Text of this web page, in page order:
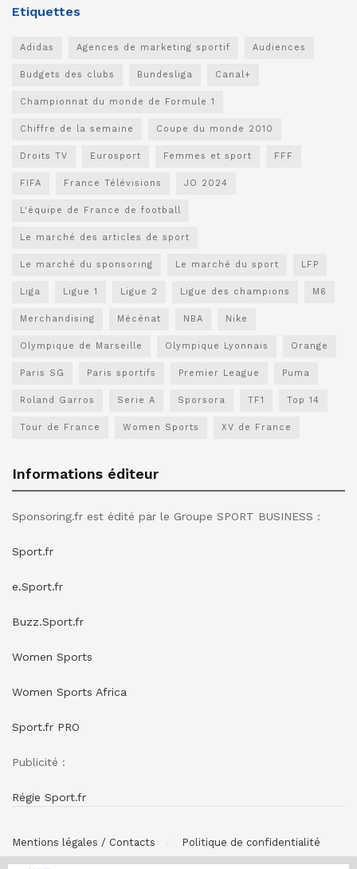
Etiquettes
Adidas Agences de marketing sportif Audiences
Budgets des clubs Bundesliga Canal+
Championnat du monde de Formule 1
Chiffre de la semaine Coupe du monde 2010
Droits TV Eurosport Femmes et sport FFF
FIFA France Télévisions JO 2024
L'équipe de France de football
Le marché des articles de sport
Le marché du sponsoring Le marché du sport LFP
Liga Ligue 1 Ligue 2 Ligue des champions M6
Merchandising Mécénat NBA Nike
Olympique de Marseille Olympique Lyonnais Orange
Paris SG Paris sportifs Premier League Puma
Roland Garros Serie A Sporsora TF1 Top 14
Tour de France Women Sports XV de France
Informations éditeur
Sponsoring.fr est édité par le Groupe SPORT BUSINESS :
Sport.fr
e.Sport.fr
Buzz.Sport.fr
Women Sports
Women Sports Africa
Sport.fr PRO
Publicité :
Régie Sport.fr
Mentions légales / Contacts Politique de confidentialité